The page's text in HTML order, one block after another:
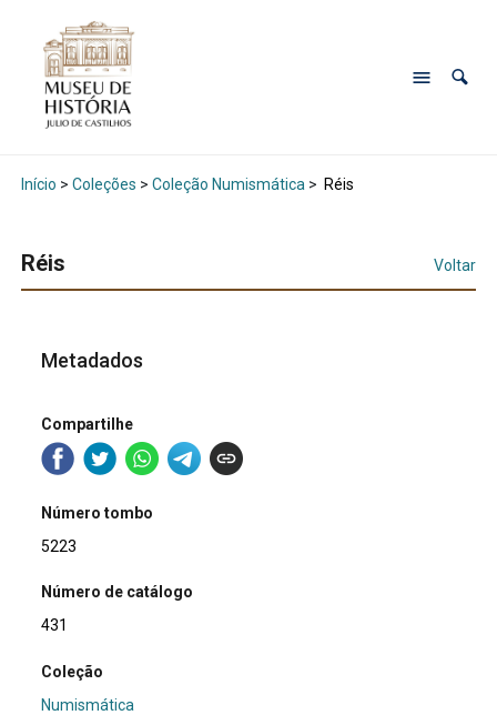
Início > Coleções > Coleção Numismática > Réis
Réis Voltar
Metadados
Compartilhe
Número tombo
5223
Número de catálogo
431
Coleção
Numismática